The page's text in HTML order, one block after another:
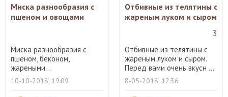
Миска разнообразия с
пшеном и овощами
Миска разнообразия с
пшеном, беконом,
жареными...
10-10-2018, 19:09
Отбивные из телятины с
жареным луком и сыром
3
Отбивные из телятины с
жареным луком и сыром.
Перед вами очень вкусн ...
8-05-2018, 12:36